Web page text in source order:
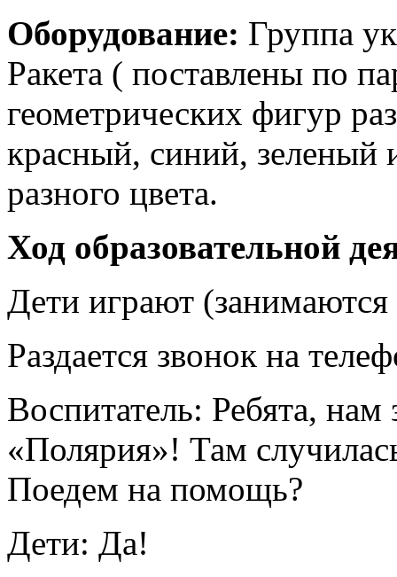
Оборудование: Группа
Ракета ( поставлены по
геометрических фигур
красный, синий, зеленый
разного цвета.
Ход образовательной
Дети играют
Раздается звонок на
Воспитатель: Ребята, нам
«Полярия»! Там
Поедем на помощь?
Дети: Да!